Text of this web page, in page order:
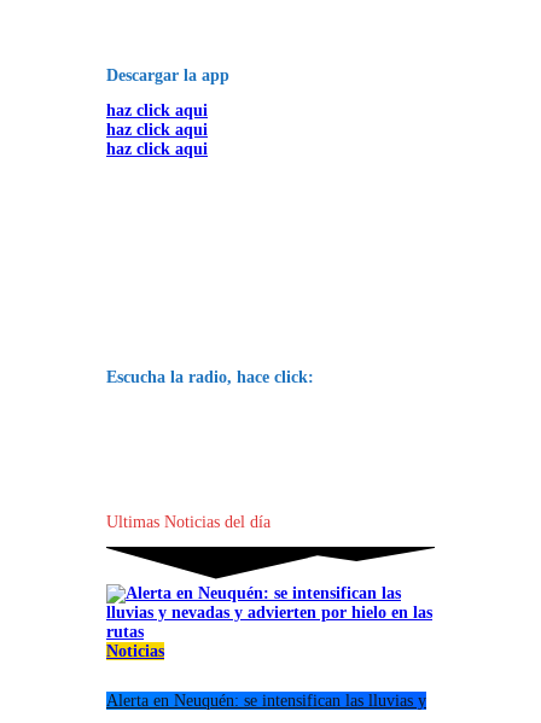
Descargar la app
haz click aqui
haz click aqui
haz click aqui
Escucha la radio, hace click:
Ultimas Noticias del día
Noticias
Alerta en Neuquén: se intensifican las lluvias y